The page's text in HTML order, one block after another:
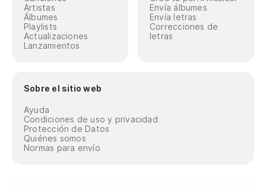
Artistas
Álbumes
Playlists
Actualizaciones
Lanzamientos
Envía álbumes
Envía letras
Correcciones de
letras
Sobre el sitio web
Ayuda
Condiciones de uso y privacidad
Protección de Datos
Quiénes somos
Normas para envío